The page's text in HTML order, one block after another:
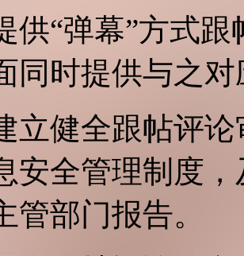
供“弹幕”方式
同时提供与之
立健全跟帖评
安全管理制度
管部门报告。